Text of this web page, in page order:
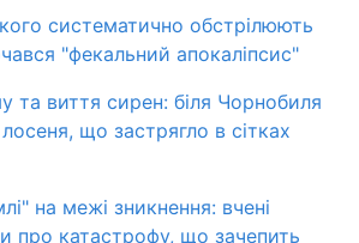
систематично обстрілюють
"фекальний апокаліпсис"
та виття сирен: біля Чорнобиля
що застрягло в сітках
на межі зникнення: вчені
про катастрофу, що зачепить